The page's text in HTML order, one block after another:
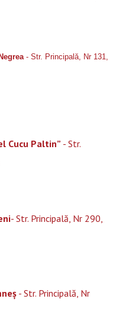
- Str. Principală, Nr 131,
Cucu Paltin” - Str.
- Str. Principală, Nr 290,
- Str. Principală, Nr